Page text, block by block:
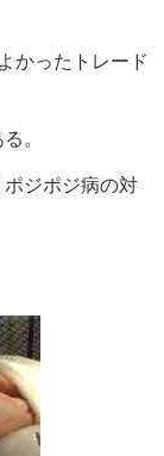
かったトレード
。
ジポジ病の対